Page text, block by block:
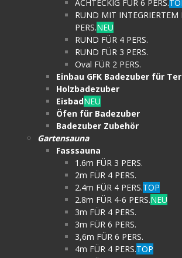
ACHTECKIG FÜR 6 PERS.
RUND MIT INTEGRIERTEM
PERS.NEU
RUND FÜR 4 PERS.
RUND FÜR 3 PERS.
Oval FÜR 2 PERS.
Einbau GFK Badezuber für
Holzbadezuber
EisbadNEU
Öfen für Badezuber
Badezuber Zubehör
Gartensauna
Fasssauna
1.6m FÜR 3 PERS.
2m FÜR 4 PERS.
2.4m FÜR 4 PERS.TOP
2.8m FÜR 4-6 PERS.NEU
3m FÜR 4 PERS.
3m FÜR 6 PERS.
3,6m FÜR 6 PERS.
4m FÜR 4 PERS.TOP